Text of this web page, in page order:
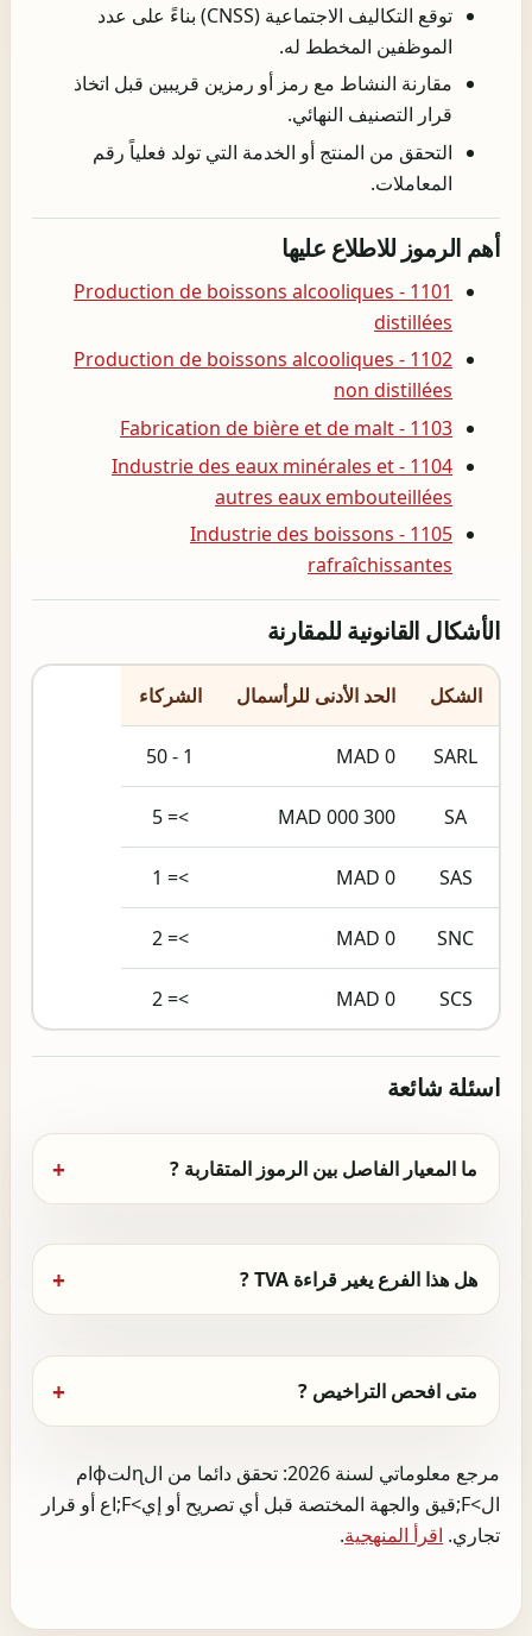
توقع التكاليف الاجتماعية (CNSS) بناءً على عدد
الموظفين المخطط له.
مقارنة النشاط مع رمز أو رمزين قريبين قبل اتخاذ
قرار التصنيف النهائي.
التحقق من المنتج أو الخدمة التي تولد فعلياً رقم
المعاملات.
أهم الرموز للاطلاع عليها
1101 - Production de boissons alcooliques
distillées
1102 - Production de boissons alcooliques
non distillées
1103 - Fabrication de bière et de malt
1104 - Industrie des eaux minérales et
autres eaux embouteillées
1105 - Industrie des boissons
rafraîchissantes
الأشكال القانونية للمقارنة
الشكل الحد الأدنى للرأسمال الشركاء
SARL
0 MAD
1 - 50
SA
300 000 MAD
>= 5
SAS
0 MAD
>= 1
SNC
0 MAD
>= 2
SCS
0 MAD
>= 2
اسئلة شائعة
ما المعيار الفاصل بين الرموز المتقاربة ?
هل هذا الفرع يغير قراءة TVA ?
متى افحص التراخيص ?
مرجع معلوماتي لسنة 2026: تحقق دائما من الɳلتɸام
ال>F;قيق والجهة المختصة قبل أي تصريح أو إي>F;اع أو قرار
تجاري. اقرأ المنهجية.